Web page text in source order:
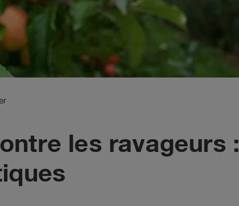
les ravageurs :